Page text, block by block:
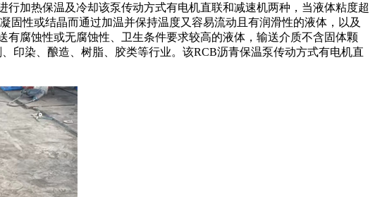
加热保温及冷却该泵传动方式有电机直联和减速机两种，当液体粘度超
固性或结晶而通过加温并保持温度又容易流动且有润滑性的液体，以及
腐蚀性或无腐蚀性、卫生条件要求较高的液体，输送介质不含固体颗
印染、酿造、树脂、胶类等行业。该RCB沥青保温泵传动方式有电机直